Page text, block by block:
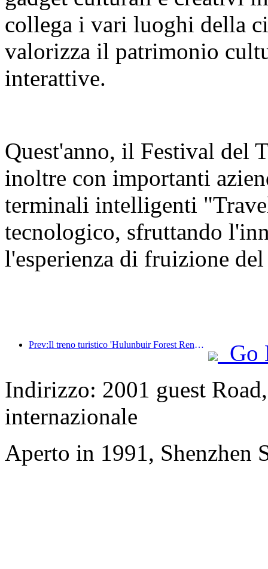
collega i vari luoghi della
valorizza il patrimonio
interattive.
Quest'anno, il Festival del
inoltre con importanti
terminali intelligenti
tecnologico, sfruttando
l'esperienza di fruizione
Prev:Il treno turistico 'Hulunbuir Forest Rendezvous - Daxinganling Express - Starlight Train - Tianyi Journey' effettua il suo viaggio inaugurale.
Go
Indirizzo: 2001 guest
internazionale
Aperto in 1991, Shenzhen